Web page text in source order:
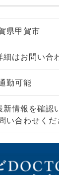
県甲賀市
細はお問い合
勤可能
新情報を確認
い合わせくだ